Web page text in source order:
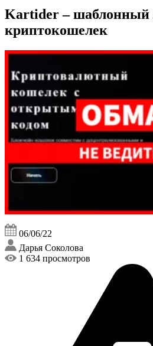
Kartider – шаблонный
криптокошелек
06/06/22
Дарья Соколова
1 634 просмотров